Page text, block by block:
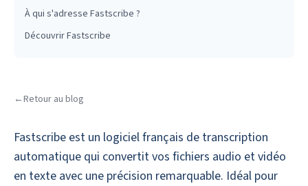
Fastscribe est un logiciel français de transcription
automatique qui convertit vos fichiers audio et vidéo
en texte avec une précision remarquable. Idéal pour
À qui s'adresse Fastscribe ?
Découvrir Fastscribe
←Retour au blog